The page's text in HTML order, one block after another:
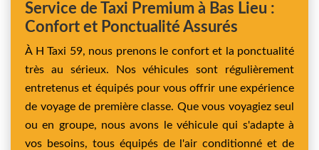
Service de Taxi Premium à Bas Lieu :
Confort et Ponctualité Assurés
À H Taxi 59, nous prenons le confort et la ponctualité
très au sérieux. Nos véhicules sont régulièrement
entretenus et équipés pour vous offrir une expérience
de voyage de première classe. Que vous voyagiez seul
ou en groupe, nous avons le véhicule qui s'adapte à
vos besoins, tous équipés de l'air conditionné et de